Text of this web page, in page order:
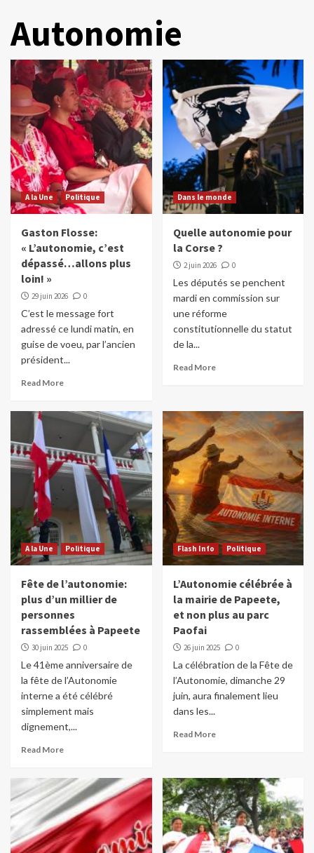
Autonomie
A la Une Politique
Gaston Flosse:
« L’autonomie, c’est
dépassé…allons plus
loin! »
29 juin 2026 0
C’est le message fort
adressé ce lundi matin, en
guise de voeu, par l’ancien
président...
Read More
Dans le monde
Quelle autonomie pour
la Corse ?
2 juin 2026 0
Les députés se penchent
mardi en commission sur
une réforme
constitutionnelle du statut
de la...
Read More
A la Une Politique
Fête de l’autonomie:
plus d’un millier de
personnes
rassemblées à Papeete
30 juin 2025 0
Le 41ème anniversaire de
la fête de l’Autonomie
interne a été célébré
simplement mais
dignement,...
Read More
Flash Info Politique
L’Autonomie célébrée à
la mairie de Papeete,
et non plus au parc
Paofai
26 juin 2025 0
La célébration de la Fête de
l’Autonomie, dimanche 29
juin, aura finalement lieu
dans les...
Read More